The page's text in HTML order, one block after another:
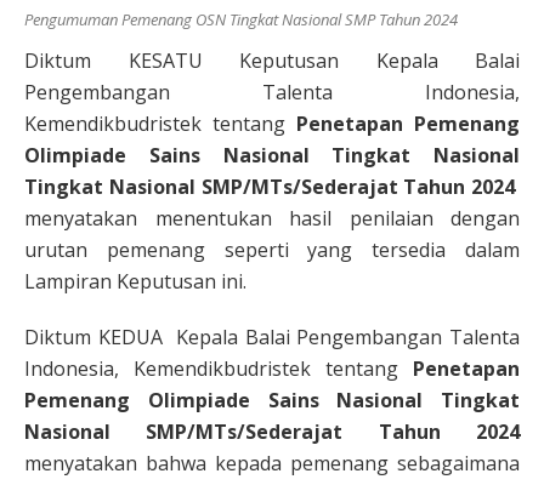
Pengumuman Pemenang OSN Tingkat Nasional SMP Tahun 2024
Diktum KESATU Keputusan Kepala Balai
Pengembangan Talenta Indonesia,
Kemendikbudristek tentang Penetapan Pemenang
Olimpiade Sains Nasional Tingkat Nasional
Tingkat Nasional SMP/MTs/Sederajat Tahun 2024
menyatakan menentukan hasil penilaian dengan
urutan pemenang seperti yang tersedia dalam
Lampiran Keputusan ini.
Diktum KEDUA Kepala Balai Pengembangan Talenta
Indonesia, Kemendikbudristek tentang Penetapan
Pemenang Olimpiade Sains Nasional Tingkat
Nasional SMP/MTs/Sederajat Tahun 2024
menyatakan bahwa kepada pemenang sebagaimana